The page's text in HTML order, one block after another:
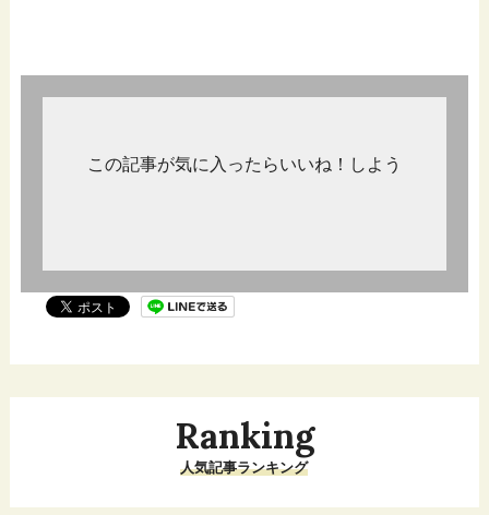
この記事が気に入ったらいいね！しよう
Ranking
人気記事ランキング